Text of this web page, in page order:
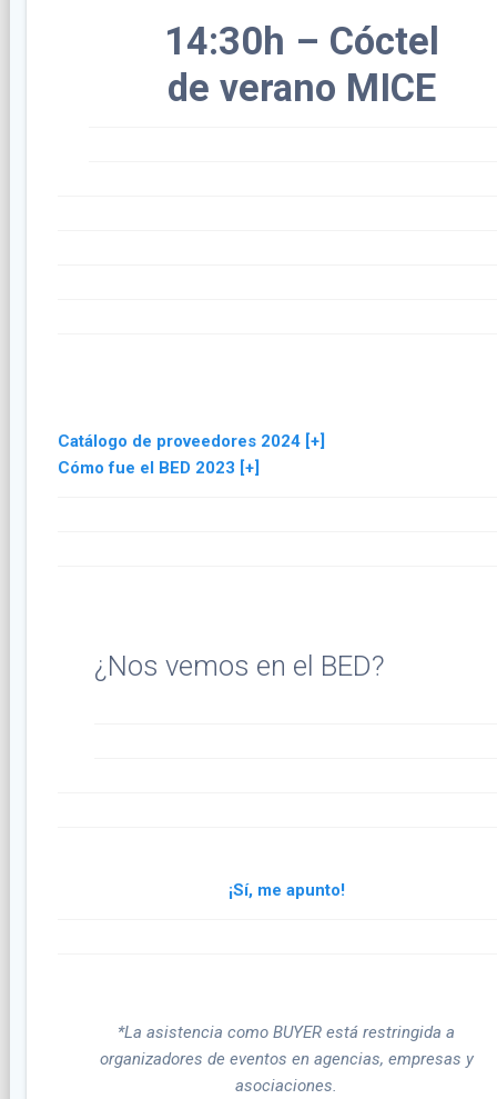
14:30h – Cóctel
de verano MICE
Catálogo de proveedores 2024 [+]
Cómo fue el BED 2023 [+]
¿Nos vemos en el BED?
¡Sí, me apunto!
*La asistencia como BUYER está restringida a
organizadores de eventos en agencias, empresas y
asociaciones.